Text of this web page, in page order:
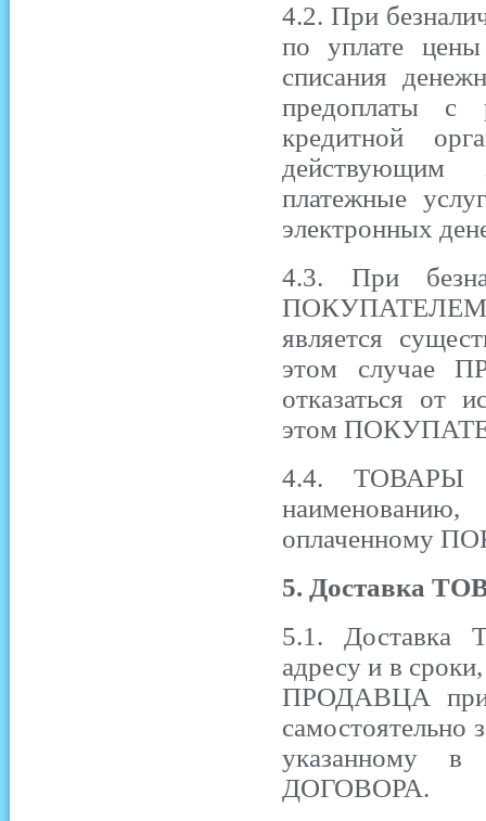
4.2. При
по уплате
списания
предоплаты с
кредитной
действующим
платежные
электронных
4.3. При
ПОКУПАТЕЛЕМ
является
этом случае
отказаться от
этом
4.4. ТОВАРЫ
оплаченному
5. Доставка
5.1. Доставка
адресу и в
ПРОДАВЦА
указанному в
ДОГОВОРА.